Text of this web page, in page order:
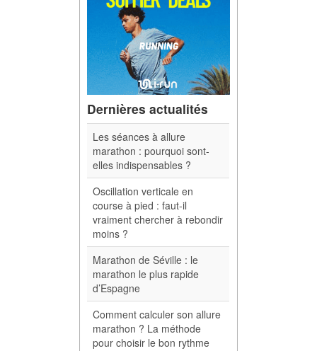
Dernières actualités
Les séances à allure
marathon : pourquoi sont-
elles indispensables ?
Oscillation verticale en
course à pied : faut-il
vraiment chercher à rebondir
moins ?
Marathon de Séville : le
marathon le plus rapide
d’Espagne
Comment calculer son allure
marathon ? La méthode
pour choisir le bon rythme